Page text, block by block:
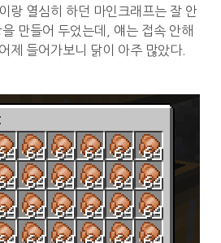
랑 열심히 하던 마인크래프는 잘 안
만들어 두었는데, 얘는 접속 안해
제 들어가보니 닭이 아주 많았다.